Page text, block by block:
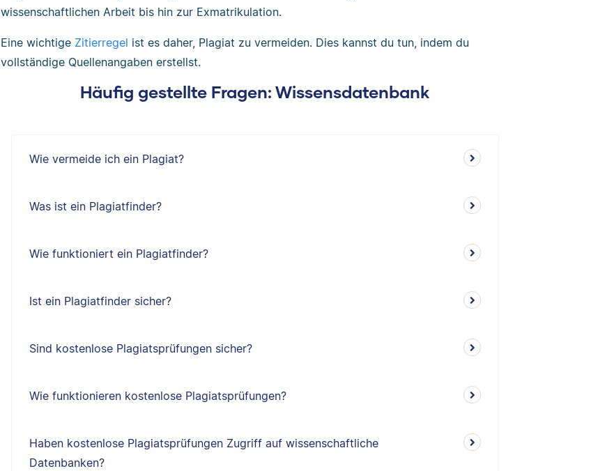
wissenschaftlichen Arbeit bis hin zur Exmatrikulation.
Eine wichtige Zitierregel ist es daher, Plagiat zu vermeiden. Dies kannst du tun, indem du
vollständige Quellenangaben erstellst.
Häufig gestellte Fragen: Wissensdatenbank
Wie vermeide ich ein Plagiat?
Was ist ein Plagiatfinder?
Wie funktioniert ein Plagiatfinder?
Ist ein Plagiatfinder sicher?
Sind kostenlose Plagiatsprüfungen sicher?
Wie funktionieren kostenlose Plagiatsprüfungen?
Haben kostenlose Plagiatsprüfungen Zugriff auf wissenschaftliche
Datenbanken?